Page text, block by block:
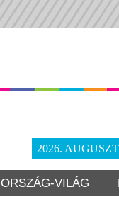
2026.
ORSZÁG-VILÁG